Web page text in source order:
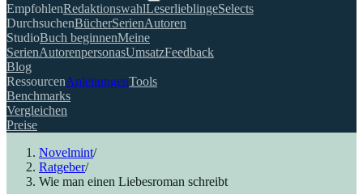
EmpfohlenRedaktionswahlLeserlieblingeSelects
DurchsuchenBücherSerienAutoren
StudioBuch beginnenMeine
SerienAutorenpersonasUmsatzFeedback
Blog
RessourcenAnleitungenTools
Benchmarks
Vergleichen
Preise
Novelmint/
Ratgeber/
Wie man einen Liebesroman schreibt